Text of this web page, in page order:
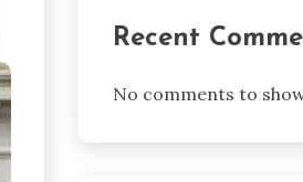
Recent
No comments to